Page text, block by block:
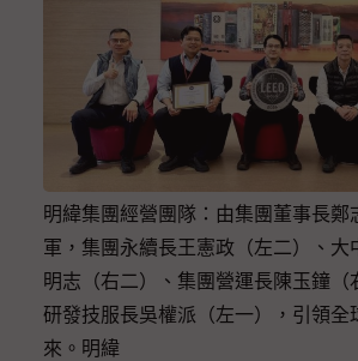
明緯集團經營團隊：由集團董事長鄭
軍，集團永續長王憲政（左二）、大
明志（右二）、集團營運長陳玉鐘（
研發技服長吳權派（左一），引領全
來。明緯